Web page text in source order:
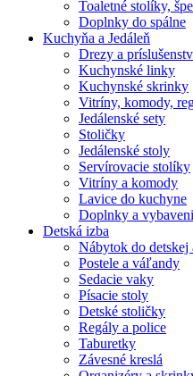
Toaletné stolíky,
Doplnky do spálne
Kuchyňa a Jedáleň
Drezy a
Kuchynské linky
Kuchynské skrinky
Vitríny, komody,
Jedálenské sety
Stoličky
Jedálenské stoly
Servírovacie stolíky
Vitríny a komody
Lavice do kuchyne
Doplnky a
Detská izba
Nábytok do detskej
Postele a váľandy
Sedacie vaky
Písacie stoly
Detské stoličky
Regály a police
Taburetky
Závesné kreslá